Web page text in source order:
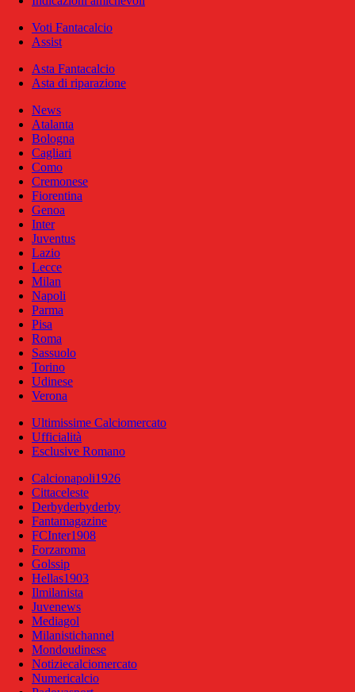
Voti Fantacalcio
Assist
Asta Fantacalcio
Asta di riparazione
News
Atalanta
Bologna
Cagliari
Como
Cremonese
Fiorentina
Genoa
Inter
Juventus
Lazio
Lecce
Milan
Napoli
Parma
Pisa
Roma
Sassuolo
Torino
Udinese
Verona
Ultimissime Calciomercato
Ufficialità
Esclusive Romano
Calcionapoli1926
Cittaceleste
Derbyderbyderby
Fantamagazine
FCInter1908
Forzaroma
Golssip
Hellas1903
Ilmilanista
Juvenews
Mediagol
Milanistichannel
Mondoudinese
Notiziecalciomercato
Numericalcio